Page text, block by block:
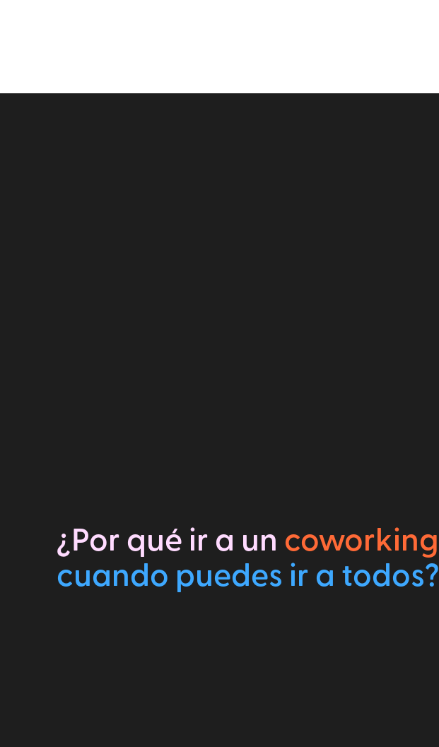
¿Por qué ir a un coworking
cuando puedes ir a todos?